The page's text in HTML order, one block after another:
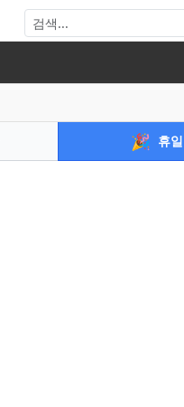
🎉 휴일